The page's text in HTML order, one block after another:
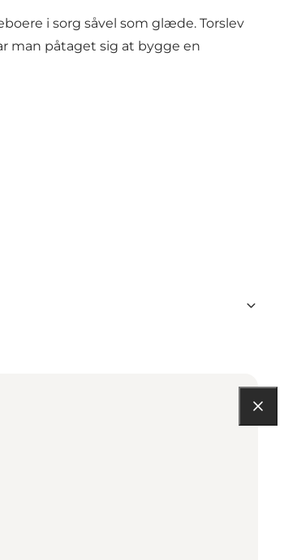
i sorg såvel som glæde. Torslev
man påtaget sig at bygge en